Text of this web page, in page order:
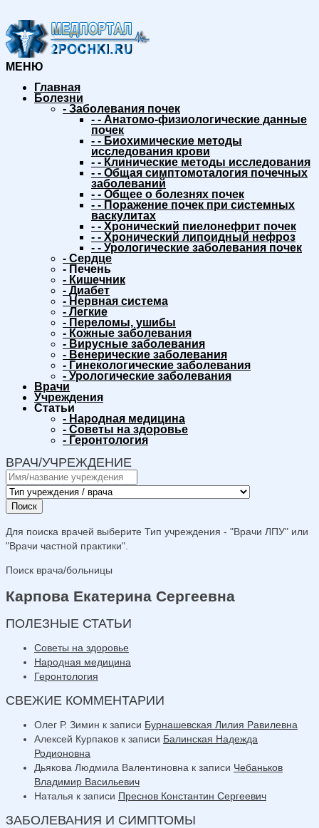
МЕНЮ
Главная
Болезни
- Заболевания почек
- - Анатомо-физиологические данные
почек
- - Биохимические методы
исследования крови
- - Клинические методы исследования
- - Общая симптомоталогия почечных
заболеваний
- - Общее о болезнях почек
- - Поражение почек при системных
васкулитах
- - Хронический пиелонефрит почек
- - Хронический липоидный нефроз
- - Урологические заболевания почек
- Сердце
- Печень
- Кишечник
- Диабет
- Нервная система
- Легкие
- Переломы, ушибы
- Кожные заболевания
- Вирусные заболевания
- Венерические заболевания
- Гинекологические заболевания
- Урологические заболевания
Врачи
Учреждения
Статьи
- Народная медицина
- Советы на здоровье
- Геронтология
ВРАЧ/УЧРЕЖДЕНИЕ
Поиск
Для поиска врачей выберите Тип учреждения - "Врачи ЛПУ" или
"Врачи частной практики".
Поиск врача/больницы
Карпова Екатерина Сергеевна
ПОЛЕЗНЫЕ СТАТЬИ
Советы на здоровье
Народная медицина
Геронтология
СВЕЖИЕ КОММЕНТАРИИ
Олег Р. Зимин к записи Бурнашевская Лилия Равилевна
Алексей Курпаков к записи Балинская Надежда
Родионовна
Дьякова Людмила Валентиновна к записи Чебаньков
Владимир Васильевич
Наталья к записи Преснов Константин Сергеевич
ЗАБОЛЕВАНИЯ И СИМПТОМЫ